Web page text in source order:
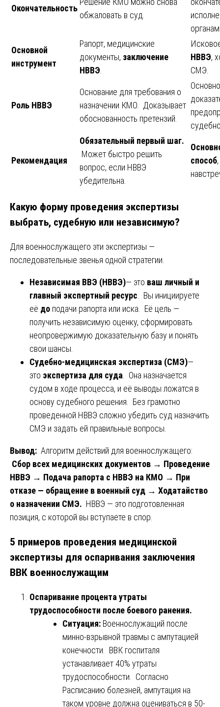
Окончательность
обжаловать в суд.
Основной
инструмент
Рапорт, медицинские
документы, заключение
НВВЭ
НВВЭ,
СМЭ.
Роль НВВЭ
Основание для требования о
назначении КМО. Доказывает
обоснованность претензий.
Рекомендация
Обязательный первый шаг.
Может быстро решить
вопрос, если НВВЭ
убедительна.
способ
Какую форму проведения экспертизы
выбрать, судебную или независимую?
Для военнослужащего эти экспертизы —
последовательные звенья одной стратегии.
Независимая ВВЭ (НВВЭ)— это ваш личный и
главный экспертный ресурс . Вы инициируете
её до подачи рапорта или иска. Её цель —
получить независимую оценку, сформировать
неопровержимую доказательную базу и понять
свои шансы.
Судебно-медицинская экспертиза (СМЭ)—
это экспертиза для суда . Она назначается
судом в ходе процесса, и её выводы ложатся в
основу судебного решения. Без грамотно
проведенной НВВЭ сложно убедить суд назначить
СМЭ и задать ей правильные вопросы.
Вывод: Алгоритм действий для военнослужащего:
Сбор всех медицинских документов → Проведение
НВВЭ → Подача рапорта с НВВЭ на КМО → При
отказе — обращение в военный суд → Ходатайство
о назначении СМЭ. НВВЭ — это подготовленная
позиция, с которой вы вступаете в спор.
5 примеров проведения медицинской
экспертизы для оспаривания заключения
ВВК военнослужащим
Оспаривание процента утраты
трудоспособности после боевого ранения.
Ситуация: Военнослужащий после
минно-взрывной травмы с ампутацией
конечности. ВВК госпиталя
устанавливает 40% утраты
трудоспособности. Согласно
Расписанию болезней, ампутация на
таком уровне должна оцениваться в 50-